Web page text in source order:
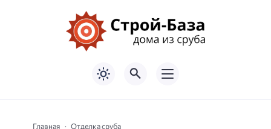
Главная Отделка сруба